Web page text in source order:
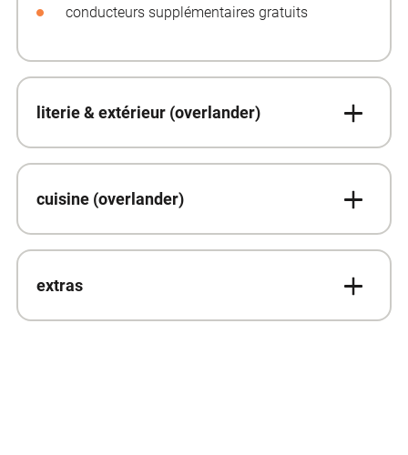
conducteurs supplémentaires gratuits
literie & extérieur (overlander)
cuisine (overlander)
extras